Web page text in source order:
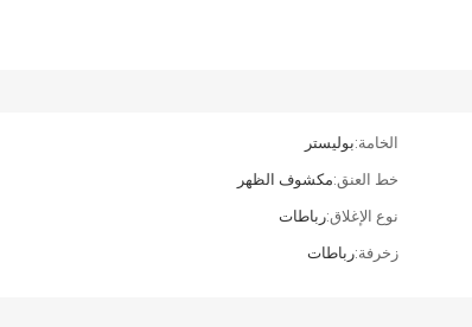
الخامة:بوليستر
خط العنق:مكشوف الظهر
نوع الإغلاق:رباطات
زخرفة:رباطات